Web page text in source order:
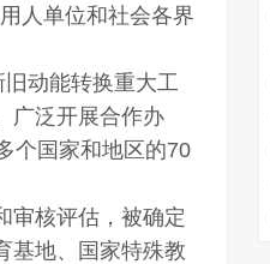
人单位和社会各界
动能转换重大工
广泛开展合作办
个国家和地区的70
审核评估，被确定
基地、国家特殊教